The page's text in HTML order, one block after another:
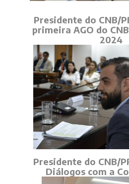
Presidente do CNB/
primeira AGO do
2024
Presidente do CNB/
Diálogos com a